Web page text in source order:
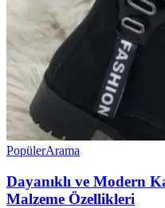
PopülerArama
Dayanıklı ve Modern
Malzeme Özellikleri